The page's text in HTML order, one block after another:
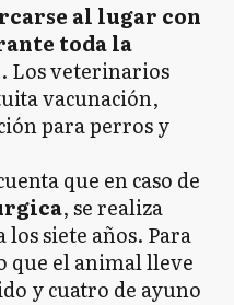
al lugar con
toda la
. Los veterinarios
vacunación,
para perros y
que en caso de
, se realiza
los siete años. Para
que el animal lleve
y cuatro de ayuno